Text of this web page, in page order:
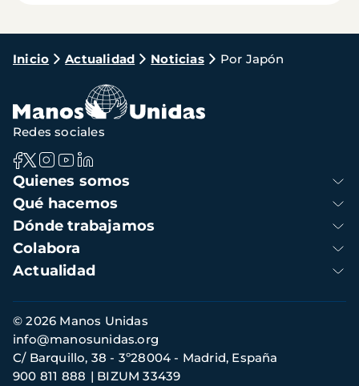
Ruta
navegación
Inicio Actualidad Noticias Por Japón
Navegación
principal
Quienes somos
Qué hacemos
Dónde trabajamos
Colabora
Actualidad
Redes sociales
Información
de
contacto
© 2026 Manos Unidas
C/ Barquillo, 38 - 3º28004 - Madrid, España
900 811 888
BIZUM 33439
info@manosunidas.org